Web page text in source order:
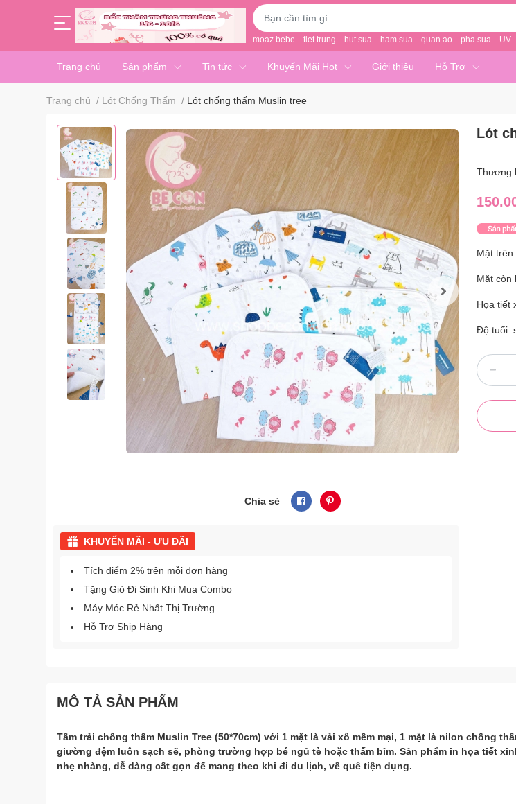
moaz bebe tiet trung hut sua ham sua quan ao pha sua UV
Trang chủ Sản phẩm Tin tức Khuyến Mãi Hot Giới thiệu Hỗ Trợ
Trang chủ / Lót Chống Thấm / Lót chống thấm Muslin tree
Chia sẻ
KHUYẾN MÃI - ƯU ĐÃI
Tích điểm 2% trên mỗi đơn hàng
Tặng Giỏ Đi Sinh Khi Mua Combo
Máy Móc Rẻ Nhất Thị Trường
Hỗ Trợ Ship Hàng
Lót
Thương
Mặt trên
Mặt còn
Họa tiết
Độ tuổi:
MÔ TẢ SẢN PHẨM
​​​​​​Tấm trải chống thấm Muslin Tree (50*70cm) với 1 mặt là vải xô mềm mại, 1 mặt là nilon chống
giường đệm luôn sạch sẽ, phòng trường hợp bé ngủ tè hoặc thấm bỉm. Sản phẩm in họa tiết
nhẹ nhàng, dễ dàng cất gọn để mang theo khi đi du lịch, về quê tiện dụng.